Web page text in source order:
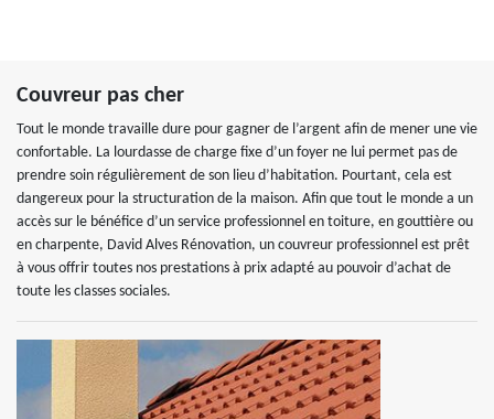
Couvreur pas cher
Tout le monde travaille dure pour gagner de l’argent afin de mener une vie
confortable. La lourdasse de charge fixe d’un foyer ne lui permet pas de
prendre soin régulièrement de son lieu d’habitation. Pourtant, cela est
dangereux pour la structuration de la maison. Afin que tout le monde a un
accès sur le bénéfice d’un service professionnel en toiture, en gouttière ou
en charpente, David Alves Rénovation, un couvreur professionnel est prêt
à vous offrir toutes nos prestations à prix adapté au pouvoir d’achat de
toute les classes sociales.